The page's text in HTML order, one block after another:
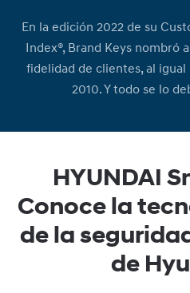
En la edición 2022 de su
Index®, Brand Keys nombró
fidelidad de clientes, al
2010. Y todo se lo
HYUNDAI
Conoce la
de la
de